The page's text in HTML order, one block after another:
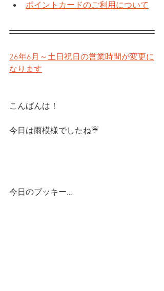
ポイントカードのご利用について
26年6月～土日祝日の営業時間が変更に
なります
こんばんは！
今日は雨模様でしたね☔
今日のブッキー…